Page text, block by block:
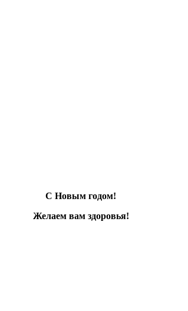
С Новым годом!
Желаем вам здоровья!